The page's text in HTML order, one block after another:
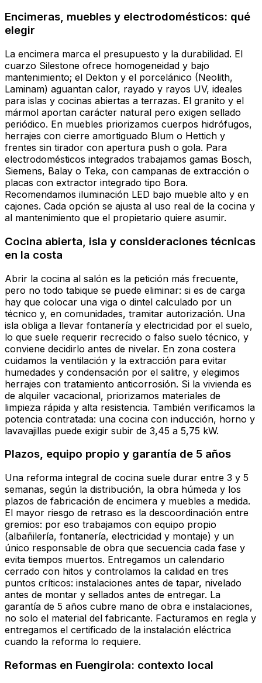
Encimeras, muebles y electrodomésticos: qué
elegir
La encimera marca el presupuesto y la durabilidad. El
cuarzo Silestone ofrece homogeneidad y bajo
mantenimiento; el Dekton y el porcelánico (Neolith,
Laminam) aguantan calor, rayado y rayos UV, ideales
para islas y cocinas abiertas a terrazas. El granito y el
mármol aportan carácter natural pero exigen sellado
periódico. En muebles priorizamos cuerpos hidrófugos,
herrajes con cierre amortiguado Blum o Hettich y
frentes sin tirador con apertura push o gola. Para
electrodomésticos integrados trabajamos gamas Bosch,
Siemens, Balay o Teka, con campanas de extracción o
placas con extractor integrado tipo Bora.
Recomendamos iluminación LED bajo mueble alto y en
cajones. Cada opción se ajusta al uso real de la cocina y
al mantenimiento que el propietario quiere asumir.
Cocina abierta, isla y consideraciones técnicas
en la costa
Abrir la cocina al salón es la petición más frecuente,
pero no todo tabique se puede eliminar: si es de carga
hay que colocar una viga o dintel calculado por un
técnico y, en comunidades, tramitar autorización. Una
isla obliga a llevar fontanería y electricidad por el suelo,
lo que suele requerir recrecido o falso suelo técnico, y
conviene decidirlo antes de nivelar. En zona costera
cuidamos la ventilación y la extracción para evitar
humedades y condensación por el salitre, y elegimos
herrajes con tratamiento anticorrosión. Si la vivienda es
de alquiler vacacional, priorizamos materiales de
limpieza rápida y alta resistencia. También verificamos la
potencia contratada: una cocina con inducción, horno y
lavavajillas puede exigir subir de 3,45 a 5,75 kW.
Plazos, equipo propio y garantía de 5 años
Una reforma integral de cocina suele durar entre 3 y 5
semanas, según la distribución, la obra húmeda y los
plazos de fabricación de encimera y muebles a medida.
El mayor riesgo de retraso es la descoordinación entre
gremios: por eso trabajamos con equipo propio
(albañilería, fontanería, electricidad y montaje) y un
único responsable de obra que secuencia cada fase y
evita tiempos muertos. Entregamos un calendario
cerrado con hitos y controlamos la calidad en tres
puntos críticos: instalaciones antes de tapar, nivelado
antes de montar y sellados antes de entregar. La
garantía de 5 años cubre mano de obra e instalaciones,
no solo el material del fabricante. Facturamos en regla y
entregamos el certificado de la instalación eléctrica
cuando la reforma lo requiere.
Reformas en Fuengirola: contexto local